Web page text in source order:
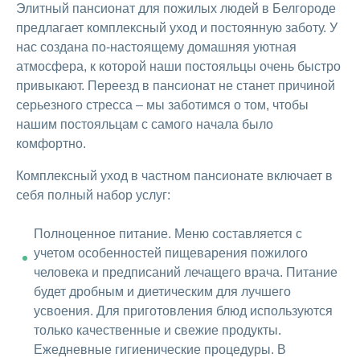
Элитный пансионат для пожилых людей в Белгороде
предлагает комплексный уход и постоянную заботу. У
нас создана по-настоящему домашняя уютная
атмосфера, к которой наши постояльцы очень быстро
привыкают. Переезд в пансионат не станет причиной
серьезного стресса – мы заботимся о том, чтобы
нашим постояльцам с самого начала было
комфортно.
Комплексный уход в частном пансионате включает в
себя полный набор услуг:
Полноценное питание. Меню составляется с
учетом особенностей пищеварения пожилого
человека и предписаний лечащего врача. Питание
будет дробным и диетическим для лучшего
усвоения. Для приготовления блюд используются
только качественные и свежие продукты.
Ежедневные гигиенические процедуры. В